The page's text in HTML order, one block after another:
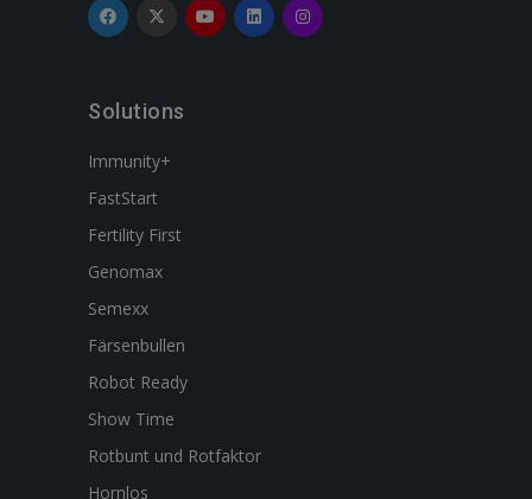
Solutions
Immunity+
FastStart
Fertility First
Genomax
Semexx
Färsenbullen
Robot Ready
Show Time
Rotbunt und Rotfaktor
Hornlos